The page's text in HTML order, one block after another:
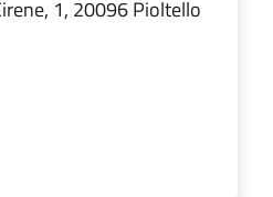
1, 20096 Pioltello